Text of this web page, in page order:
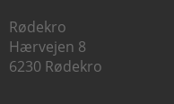
Rødekro
Hærvejen 8
6230 Rødekro